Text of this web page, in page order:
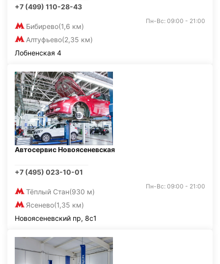
+7 (499) 110-28-43
Бибирево(1,6 км)
Алтуфьево(2,35 км)
Пн-Вс: 09:00 - 21:00
Лобненская 4
Автосервис Новоясеневская
+7 (495) 023-10-01
Тёплый Стан(930 м)
Ясенево(1,35 км)
Пн-Вс: 09:00 - 21:00
Новоясеневский пр, 8с1